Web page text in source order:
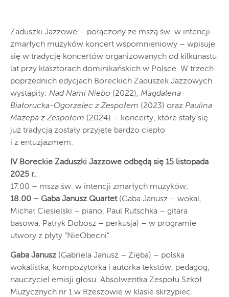
Zaduszki Jazzowe – połączony ze mszą św. w intencji
zmarłych muzyków koncert wspomnieniowy – wpisuje
się w tradycję koncertów organizowanych od kilkunastu
lat przy klasztorach dominikańskich w Polsce. W trzech
poprzednich edycjach Boreckich Zaduszek Jazzowych
wystąpiły: Nad Nami Niebo (2022), Magdalena
Białorucka-Ogorzelec z Zespołem (2023) oraz Paulina
Mazepa z Zespołem (2024) – koncerty, które stały się
już tradycją zostały przyjęte bardzo ciepło
i z entuzjazmem.
IV Boreckie Zaduszki Jazzowe odbędą się 15 listopada
2025 r.:
17.00 – msza św. w intencji zmarłych muzyków;
18.00 – Gaba Janusz Quartet(Gaba Janusz – wokal,
Michał Ciesielski – piano, Paul Rutschka – gitara
basowa, Patryk Dobosz – perkusja) – w programie
utwory z płyty “NieObecni”.
Gaba Janusz (Gabriela Janusz – Zięba) – polska
wokalistka, kompozytorka i autorka tekstów, pedagog,
nauczyciel emisji głosu. Absolwentka Zespołu Szkół
Muzycznych nr 1 w Rzeszowie w klasie skrzypiec.